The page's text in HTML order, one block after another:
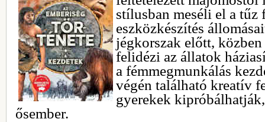
stílusban meséli el a tűz
eszközkészítés
jégkorszak előtt,
felidézi az állatok
a fémmegmunkálás
végén található kreatív
gyerekek
ősember.